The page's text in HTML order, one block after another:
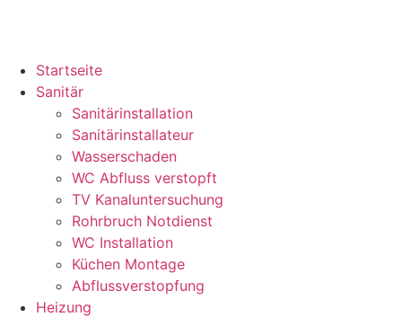
Startseite
Sanitär
Sanitärinstallation
Sanitärinstallateur
Wasserschaden
WC Abfluss verstopft
TV Kanaluntersuchung
Rohrbruch Notdienst
WC Installation
Küchen Montage
Abflussverstopfung
Heizung